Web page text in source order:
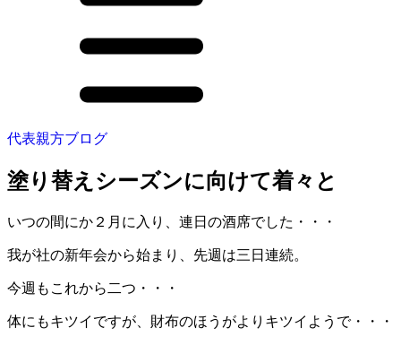
代表親方ブログ
塗り替えシーズンに向けて着々と
いつの間にか２月に入り、連日の酒席でした・・・
我が社の新年会から始まり、先週は三日連続。
今週もこれから二つ・・・
体にもキツイですが、財布のほうがよりキツイようで・・・